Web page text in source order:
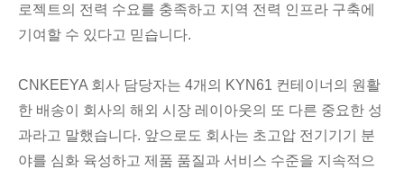
로젝트의 전력 수요를 충족하고 지역 전력 인프라 구축에
기여할 수 있다고 믿습니다.
CNKEEYA 회사 담당자는 4개의 KYN61 컨테이너의 원활
한 배송이 회사의 해외 시장 레이아웃의 또 다른 중요한 성
과라고 말했습니다. 앞으로도 회사는 초고압 전기기기 분
야를 심화 육성하고 제품 품질과 서비스 수준을 지속적으